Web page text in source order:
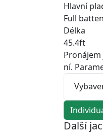
Hlavní
Full batten
Délka
45.4ft
ní.
Další